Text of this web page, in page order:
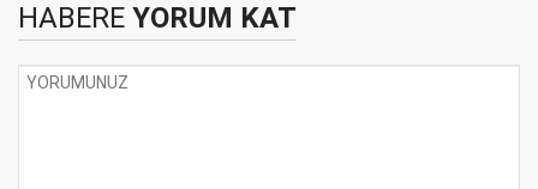
HABERE YORUM KAT